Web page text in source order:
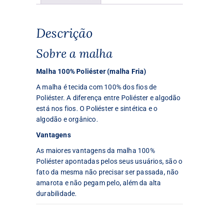
Descrição
Sobre a malha
Malha 100% Poliéster (malha Fria)
A malha é tecida com 100% dos fios de
Poliéster. A diferença entre Poliéster e algodão
está nos fios. O Poliéster e sintética e o
algodão e orgânico.
Vantagens
As maiores vantagens da malha 100%
Poliéster apontadas pelos seus usuários, são o
fato da mesma não precisar ser passada, não
amarota e não pegam pelo, além da alta
durabilidade.